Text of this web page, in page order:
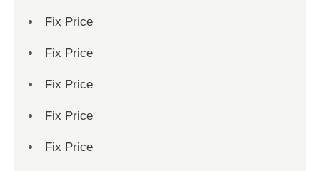
Fix Price
Fix Price
Fix Price
Fix Price
Fix Price